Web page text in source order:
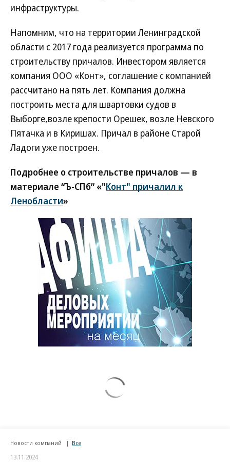
инфраструктуры.
Напомним, что на территории Ленинградской
области с 2017 года реализуется программа по
строительству причалов. Инвестором является
компания ООО «Конт», соглашение с компанией
рассчитано на пять лет. Компания должна
построить места для швартовки судов в
Выборге,возле крепости Орешек, возле Невского
Пятачка и в Киришах. Причал в районе Старой
Ладоги уже построен.
Подробнее о строительстве причалов — в
материале “Ъ-СПб” «"Конт" причалил к
Ленобласти»
Новости компаний Все
13.11.2024